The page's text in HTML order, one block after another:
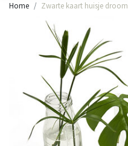
Home Zwarte kaart huisje